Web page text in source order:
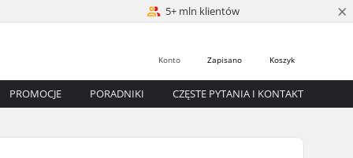
5+ mln klientów ×
Koszyk
Zapisano
Konto
PROMOCJE PORADNIKI CZĘSTE PYTANIA I KONTAKT